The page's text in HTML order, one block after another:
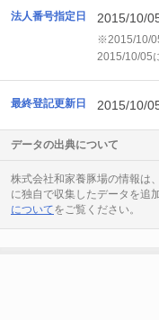
法人番号指定日 2015/10/
※2015/10/
2015/10/05
最終登記更新日 2015/10/
データの出典について
株式会社和家養豚場の情報は、
に独自で収集したデータを追
についてをご覧ください。